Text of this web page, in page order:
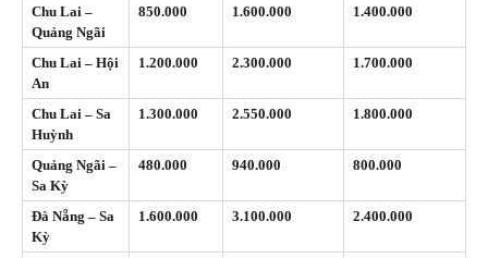
Chu Lai –
Quảng Ngãi
850.000 1.600.000 1.400.000
Chu Lai – Hội
An
1.200.000 2.300.000 1.700.000
Chu Lai – Sa
Huỳnh
1.300.000 2.550.000 1.800.000
Quảng Ngãi –
Sa Kỳ
480.000 940.000 800.000
Đà Nẵng – Sa
Kỳ
1.600.000 3.100.000 2.400.000